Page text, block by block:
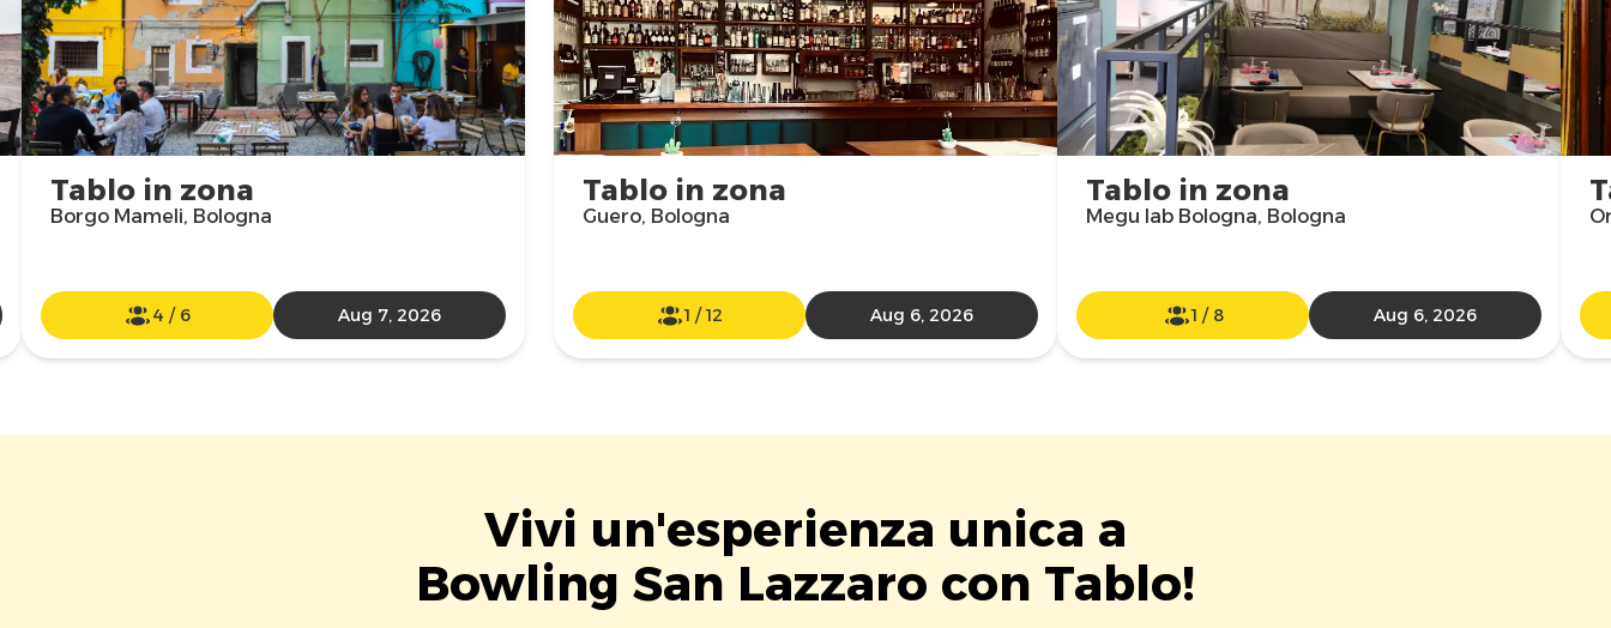
Tablo in zona
Guero, Bologna
1 /12 Aug 6, 2026
Tablo in zona
Megu lab Bologna, Bologna
1 / 8 Aug 6, 2026
Tablo in zona
Borgo Mameli, Bologna
4 / 6 Aug 7, 2026
Vivi un'esperienza unica a
Bowling San Lazzaro con Tablo!